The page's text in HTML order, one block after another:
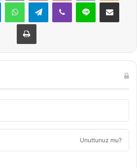
MessengerWhatsAppTelegramViber Line E-Posta ile
Yazdır
Unuttunuz mu?